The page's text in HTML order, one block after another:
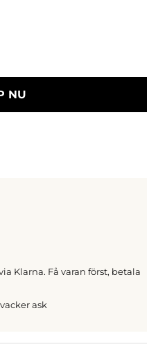
NU
Klarna. Få varan först, betala
ask